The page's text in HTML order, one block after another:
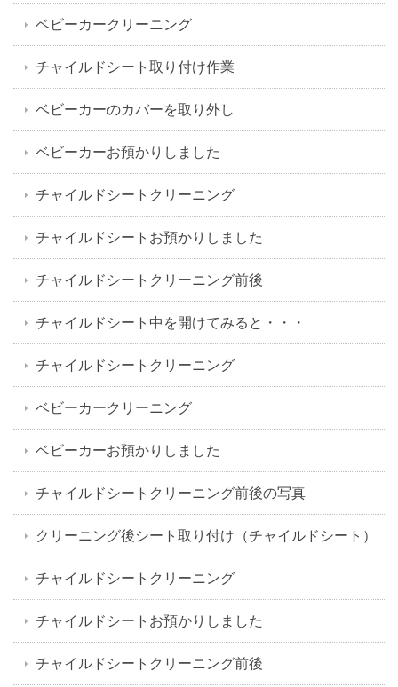
ベビーカークリーニング
チャイルドシート取り付け作業
ベビーカーのカバーを取り外し
ベビーカーお預かりしました
チャイルドシートクリーニング
チャイルドシートお預かりしました
チャイルドシートクリーニング前後
チャイルドシート中を開けてみると・・・
チャイルドシートクリーニング
ベビーカークリーニング
ベビーカーお預かりしました
チャイルドシートクリーニング前後の写真
クリーニング後シート取り付け（チャイルドシート）
チャイルドシートクリーニング
チャイルドシートお預かりしました
チャイルドシートクリーニング前後